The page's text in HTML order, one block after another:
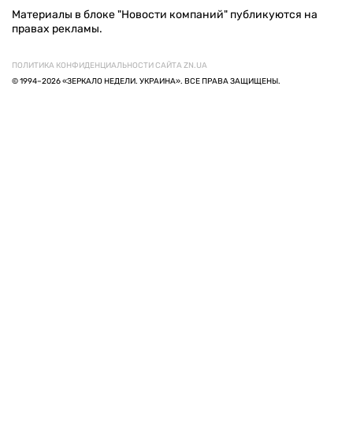
Материалы в блоке "Новости компаний" публикуются на
правах рекламы.
ПОЛИТИКА КОНФИДЕНЦИАЛЬНОСТИ САЙТА ZN.UA
© 1994–2026 «ЗЕРКАЛО НЕДЕЛИ. УКРАИНА». ВСЕ ПРАВА ЗАЩИЩЕНЫ.